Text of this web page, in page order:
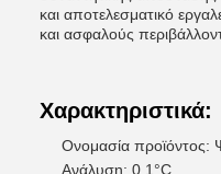
και αποτελεσματικό
και ασφαλούς
Χαρακτηριστικά:
Ονομασία προϊόντος:
Ανάλυση: 0,1°C